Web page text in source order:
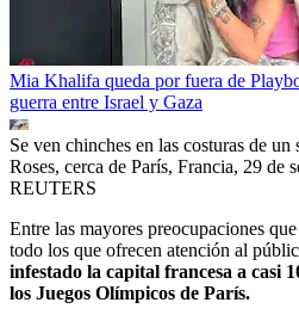
Mia Khalifa queda por fuera de
guerra entre Israel y Gaza
Se ven chinches en las costuras de
Roses, cerca de París, Francia, 29 de
REUTERS
Entre las mayores preocupaciones
todo los que ofrecen atención al
infestado la capital francesa a casi
los Juegos Olímpicos de París.